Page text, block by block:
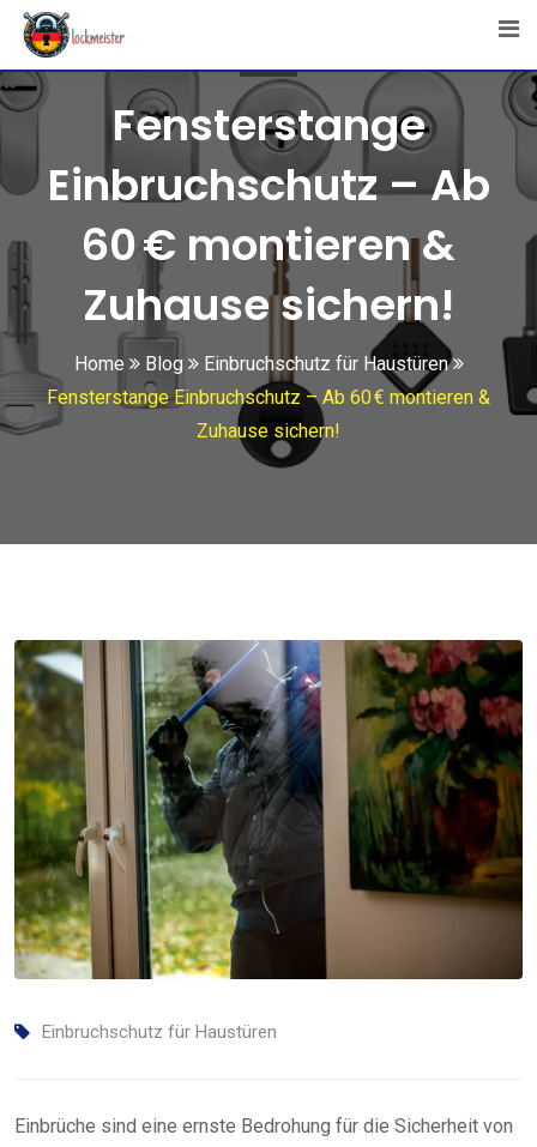
Skip
content
Fensterstange
Einbruchschutz – Ab
60 € montieren &
Zuhause sichern!
Home Blog
Einbruchschutz für Haustüren
Fensterstange Einbruchschutz – Ab 60 € montieren &
Zuhause sichern!
Einbruchschutz für Haustüren
Einbrüche sind eine ernste Bedrohung für die Sicherheit von